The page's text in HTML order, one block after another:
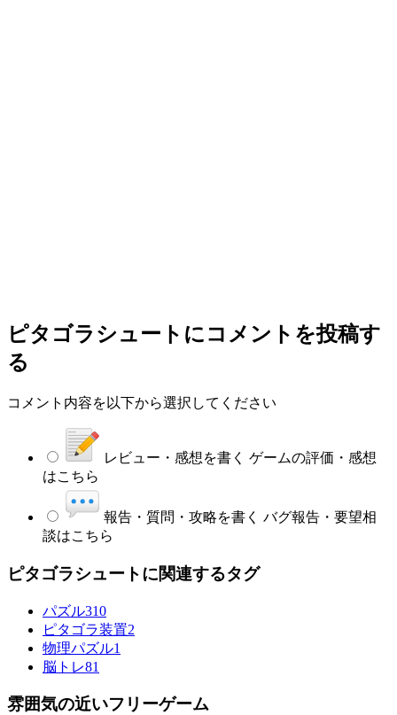
ピタゴラシュート にコメントを投稿す
る
コメント内容を以下から選択してください
レビュー・感想を書く ゲームの評価・感想
はこちら
報告・質問・攻略を書く バグ報告・要望相
談はこちら
ピタゴラシュートに関連するタグ
パズル310
ピタゴラ装置2
物理パズル1
脳トレ81
雰囲気の近いフリーゲーム